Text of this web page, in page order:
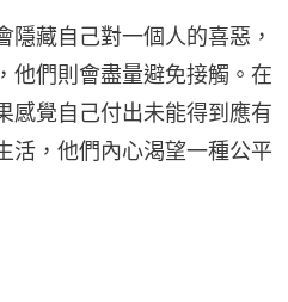
藏自己對一個人的喜惡，
他們則會盡量避免接觸。在
感覺自己付出未能得到應有
活，他們內心渴望一種公平